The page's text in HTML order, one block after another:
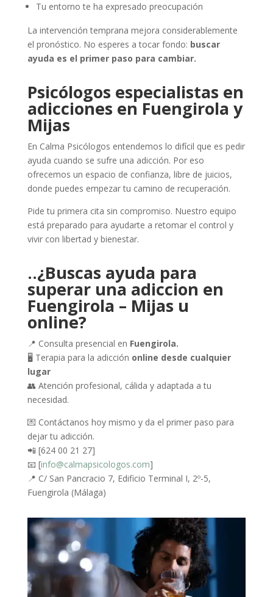
Tu entorno te ha expresado preocupación
La intervención temprana mejora considerablemente
el pronóstico. No esperes a tocar fondo: buscar
ayuda es el primer paso para cambiar.
Psicólogos especialistas en
adicciones en Fuengirola y
Mijas
En Calma Psicólogos entendemos lo difícil que es pedir
ayuda cuando se sufre una adicción. Por eso
ofrecemos un espacio de confianza, libre de juicios,
donde puedes empezar tu camino de recuperación.
Pide tu primera cita sin compromiso. Nuestro equipo
está preparado para ayudarte a retomar el control y
vivir con libertad y bienestar.
..¿Buscas ayuda para
superar una adiccion en
Fuengirola – Mijas u
online?
📍 Consulta presencial en Fuengirola.
🖥️ Terapia para la adicción online desde cualquier
lugar
👥 Atención profesional, cálida y adaptada a tu
necesidad.
💌 Contáctanos hoy mismo y da el primer paso para
dejar tu adicción.
📲 [624 00 21 27]
📧 [info@calmapsicologos.com]
📍 C/ San Pancracio 7, Edificio Terminal I, 2º-5,
Fuengirola (Málaga)